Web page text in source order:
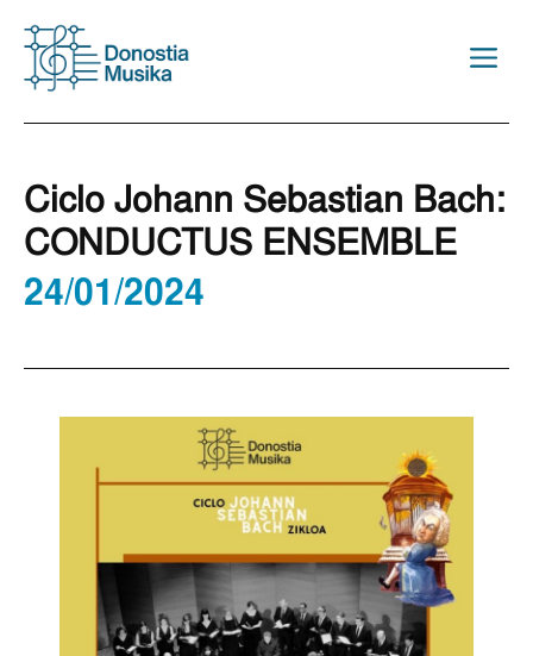
contenido
Ciclo Johann Sebastian Bach:
CONDUCTUS ENSEMBLE
24/01/2024